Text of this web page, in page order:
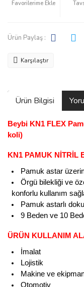
Ürün Paylaş :
Karşılaştır
Ürün Bilgisi
Beybi KN1 FLEX
koli)
KN1 PAMUK NİTRİL
Pamuk astar
Örgü bilekliği ve
konforlu kullanım
Pamuk astarlı
9 Beden ve 10
ÜRÜN KULLANIM
İmalat
Lojistik
Makine ve
Otomotiv